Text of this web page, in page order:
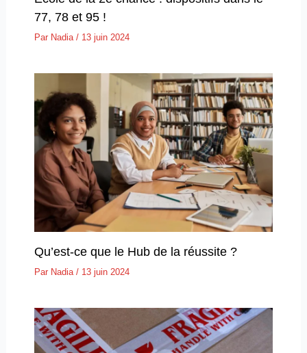
77, 78 et 95 !
Par Nadia / 13 juin 2024
Qu’est-ce que le Hub de la réussite ?
Par Nadia / 13 juin 2024